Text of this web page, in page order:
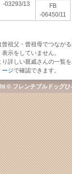
-03293/13
FB
-06450/11
曾祖父・曾祖母でつなが
表示をしていません。
詳しい親戚さんの一覧を
ージで確認できます。
© フレンチブルドッグひ